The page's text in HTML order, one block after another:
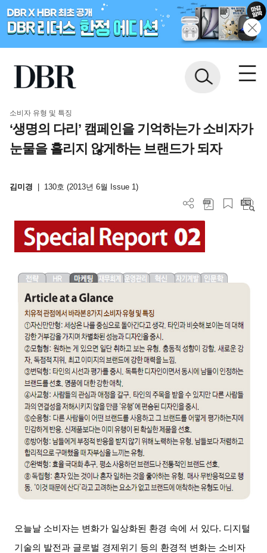
소비자 유형 및 특징
‘생명의 다리’ 캠페인을 기억하는가 소비자가
눈물을 흘리지 않게하는 브랜드가 되자
김미경 130호 (2013년 6월 Issue 1)
오늘날 소비자는 변화가 일상화된 환경 속에 서 있다. 디지털
기술의 발전과 글로벌 경제위기 등의 환경적 변화는 소비자